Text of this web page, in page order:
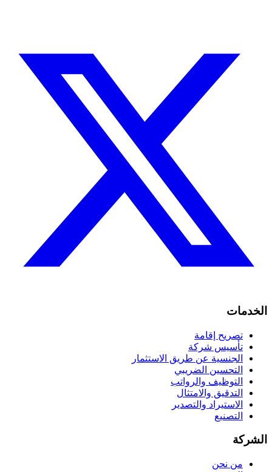
الخدمات
تصريح إقامة
تأسيس شركة
الجنسية عن طريق الاستثمار
التحسين الضريبي
التوظيف والرواتب
التدقيق والامتثال
الاستيراد والتصدير
التصنيع
الشركة
من نحن